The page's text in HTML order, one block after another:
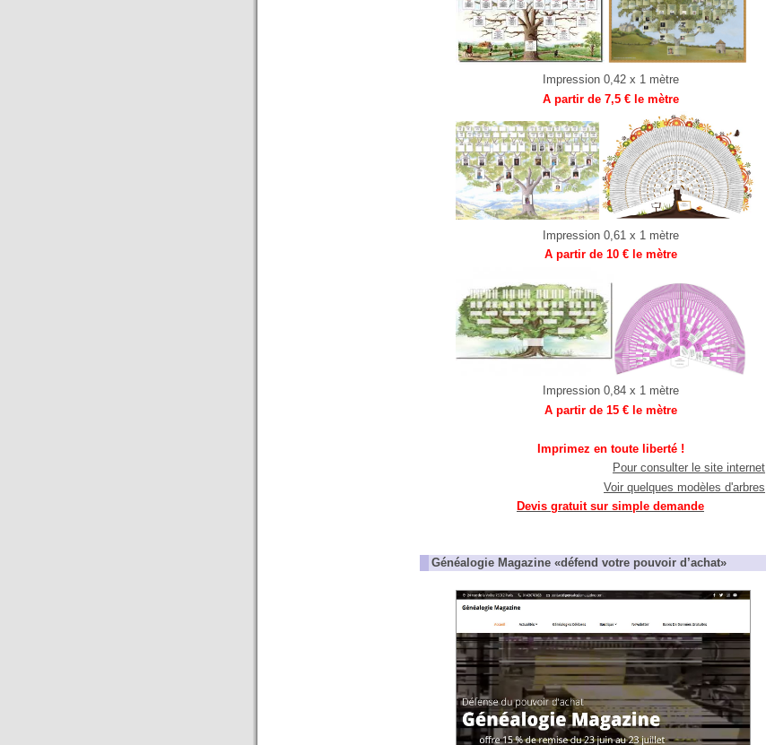
Impression 0,42 x 1 mètre
A partir de 7,5 € le mètre
Impression 0,61 x 1 mètre
A partir de 10 € le mètre
Impression 0,84 x 1 mètre
A partir de 15 € le mètre
Imprimez en toute liberté !
Pour consulter le site internet
Voir quelques modèles d'arbres
Devis gratuit sur simple demande
Généalogie Magazine «défend votre pouvoir d’achat»